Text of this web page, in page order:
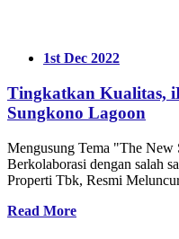
1st Dec 2022
Tingkatkan Kualitas,
Sungkono Lagoon
Mengusung Tema "The
Berkolaborasi dengan salah
Properti Tbk, Resmi
Read More